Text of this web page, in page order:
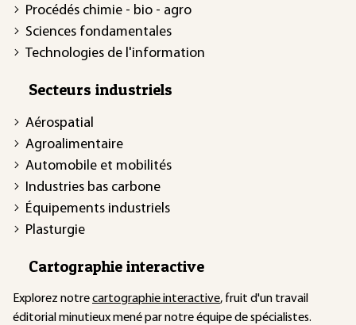
Procédés chimie - bio - agro
Sciences fondamentales
Technologies de l'information
Secteurs industriels
Aérospatial
Agroalimentaire
Automobile et mobilités
Industries bas carbone
Équipements industriels
Plasturgie
Cartographie interactive
Explorez notrecartographie interactive, fruit d'un travail
éditorial minutieux mené par notre équipe de spécialistes.